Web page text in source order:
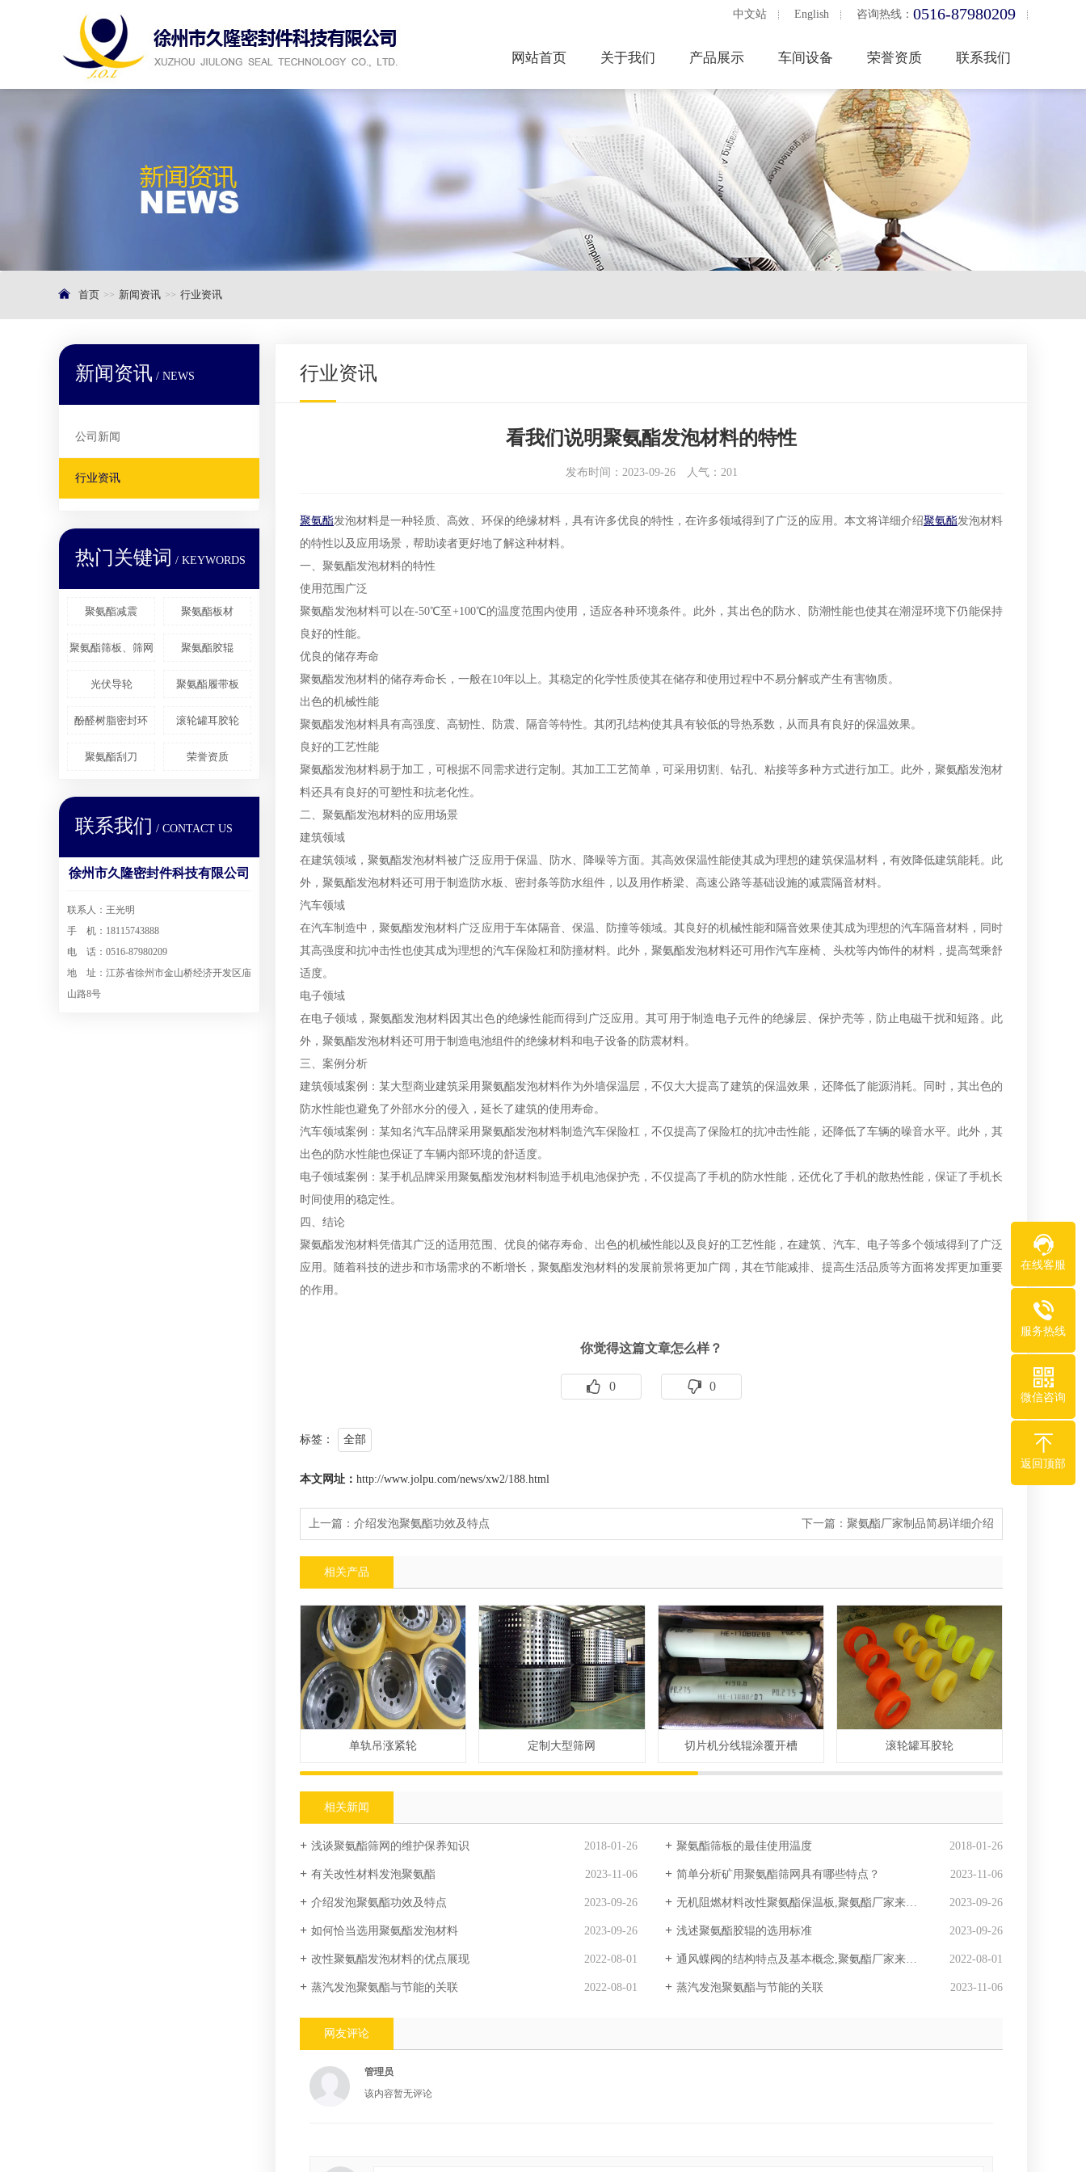
中文站 English 咨询热线： 0516-87980209
网站首页 关于我们 产品展示 车间设备 荣誉资质 联系我们
首页 新闻资讯 行业资讯
新闻资讯 / NEWS
公司新闻
行业资讯
热门关键词 / KEYWORDS
聚氨酯减震 聚氨酯板材
聚氨酯筛板、筛网 聚氨酯胶辊
光伏导轮 聚氨酯履带板
酚醛树脂密封环 滚轮罐耳胶轮
聚氨酯刮刀 荣誉资质
联系我们 / CONTACT US
徐州市久隆密封件科技有限公司
联系人：王光明
手 机：18115743888
电 话：0516-87980209
地 址：江苏省徐州市金山桥经济开发区庙
山路8号
行业资讯
看我们说明聚氨酯发泡材料的特性
发布时间：2023-09-26 人气： 201
聚氨酯发泡材料是一种轻质、高效、环保的绝缘材料，具有许多优良的特性，在许多领域得到了广泛的应用。本文将详细介绍聚氨酯发泡材料
的特性以及应用场景，帮助读者更好地了解这种材料。
一、聚氨酯发泡材料的特性
使用范围广泛
聚氨酯发泡材料可以在-50℃至+100℃的温度范围内使用，适应各种环境条件。此外，其出色的防水、防潮性能也使其在潮湿环境下仍能保持
良好的性能。
优良的储存寿命
聚氨酯发泡材料的储存寿命长，一般在10年以上。其稳定的化学性质使其在储存和使用过程中不易分解或产生有害物质。
出色的机械性能
聚氨酯发泡材料具有高强度、高韧性、防震、隔音等特性。其闭孔结构使其具有较低的导热系数，从而具有良好的保温效果。
良好的工艺性能
聚氨酯发泡材料易于加工，可根据不同需求进行定制。其加工工艺简单，可采用切割、钻孔、粘接等多种方式进行加工。此外，聚氨酯发泡材
料还具有良好的可塑性和抗老化性。
二、聚氨酯发泡材料的应用场景
建筑领域
在建筑领域，聚氨酯发泡材料被广泛应用于保温、防水、降噪等方面。其高效保温性能使其成为理想的建筑保温材料，有效降低建筑能耗。此
外，聚氨酯发泡材料还可用于制造防水板、密封条等防水组件，以及用作桥梁、高速公路等基础设施的减震隔音材料。
汽车领域
在汽车制造中，聚氨酯发泡材料广泛应用于车体隔音、保温、防撞等领域。其良好的机械性能和隔音效果使其成为理想的汽车隔音材料，同时
其高强度和抗冲击性也使其成为理想的汽车保险杠和防撞材料。此外，聚氨酯发泡材料还可用作汽车座椅、头枕等内饰件的材料，提高驾乘舒
适度。
电子领域
在电子领域，聚氨酯发泡材料因其出色的绝缘性能而得到广泛应用。其可用于制造电子元件的绝缘层、保护壳等，防止电磁干扰和短路。此
外，聚氨酯发泡材料还可用于制造电池组件的绝缘材料和电子设备的防震材料。
三、案例分析
建筑领域案例：某大型商业建筑采用聚氨酯发泡材料作为外墙保温层，不仅大大提高了建筑的保温效果，还降低了能源消耗。同时，其出色的
防水性能也避免了外部水分的侵入，延长了建筑的使用寿命。
汽车领域案例：某知名汽车品牌采用聚氨酯发泡材料制造汽车保险杠，不仅提高了保险杠的抗冲击性能，还降低了车辆的噪音水平。此外，其
出色的防水性能也保证了车辆内部环境的舒适度。
电子领域案例：某手机品牌采用聚氨酯发泡材料制造手机电池保护壳，不仅提高了手机的防水性能，还优化了手机的散热性能，保证了手机长
时间使用的稳定性。
四、结论
聚氨酯发泡材料凭借其广泛的适用范围、优良的储存寿命、出色的机械性能以及良好的工艺性能，在建筑、汽车、电子等多个领域得到了广泛
应用。随着科技的进步和市场需求的不断增长，聚氨酯发泡材料的发展前景将更加广阔，其在节能减排、提高生活品质等方面将发挥更加重要
的作用。
你觉得这篇文章怎么样？
0 0
标签： 全部
本文网址： http://www.jolpu.com/news/xw2/188.html
上一篇： 介绍发泡聚氨酯功效及特点 下一篇： 聚氨酯厂家制品简易详细介绍
相关产品
单轨吊涨紧轮 定制大型筛网 切片机分线辊涂覆开槽 滚轮罐耳胶轮
相关新闻
浅谈聚氨酯筛网的维护保养知识 2018-01-26 聚氨酯筛板的最佳使用温度 2018-01-26
有关改性材料发泡聚氨酯 2023-11-06 简单分析矿用聚氨酯筛网具有哪些特点？ 2023-11-06
介绍发泡聚氨酯功效及特点 2023-09-26 无机阻燃材料改性聚氨酯保温板,聚氨酯厂家来解释 2023-09-26
如何恰当选用聚氨酯发泡材料 2023-09-26 浅述聚氨酯胶辊的选用标准 2023-09-26
改性聚氨酯发泡材料的优点展现 2022-08-01 通风蝶阀的结构特点及基本概念,聚氨酯厂家来解释 2022-08-01
蒸汽发泡聚氨酯与节能的关联 2022-08-01 蒸汽发泡聚氨酯与节能的关联 2023-11-06
网友评论
管理员
该内容暂无评论
在线客服
服务热线
微信咨询
返回顶部